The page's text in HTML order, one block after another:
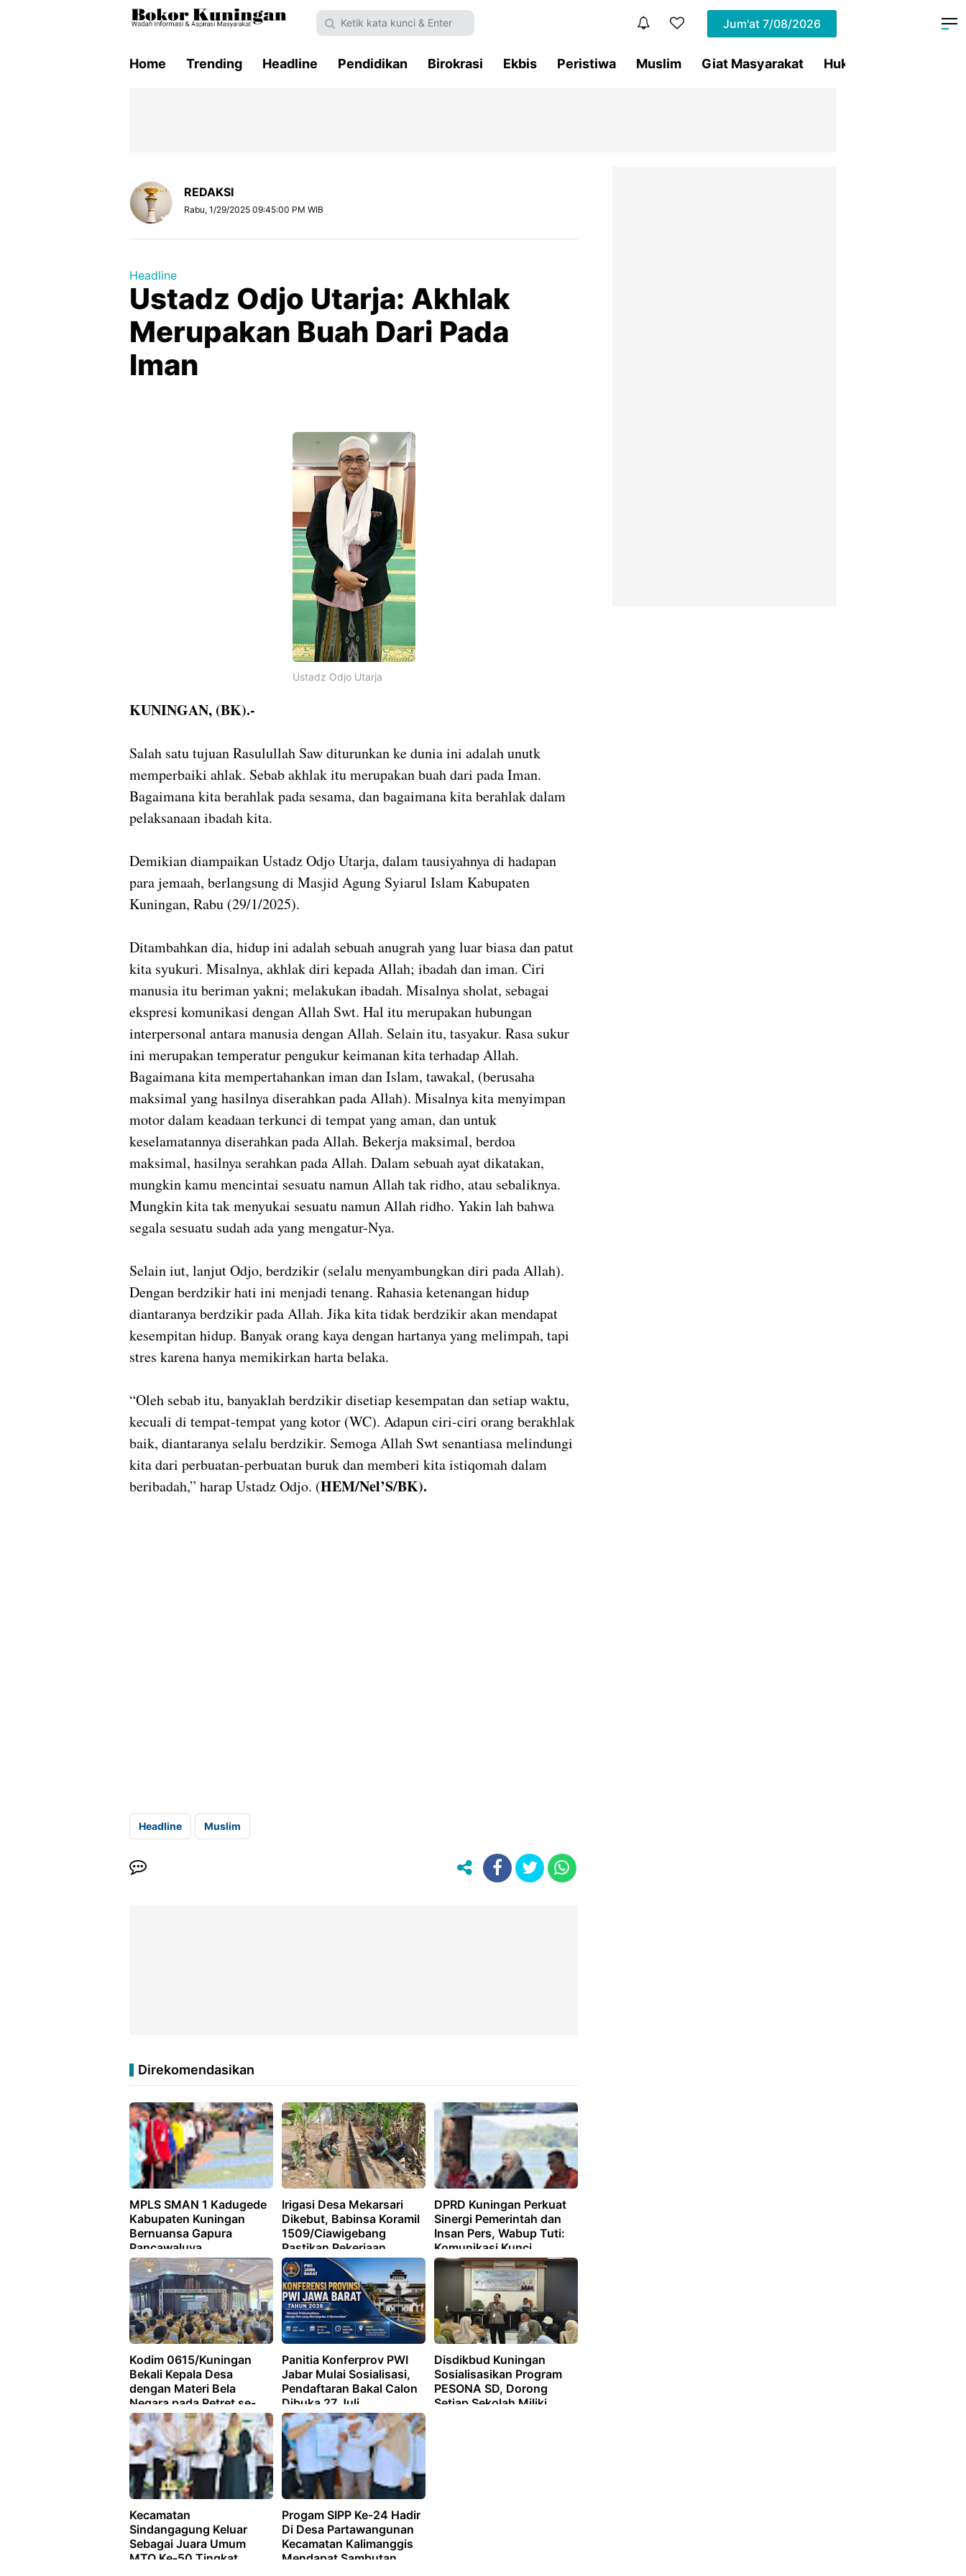
Jum'at 7/08/2026
Home Trending Headline Pendidikan Birokrasi Ekbis Peristiwa Muslim Giat Masyarakat Hukum
REDAKSI
Rabu, 1/29/2025 09:45:00 PM WIB
Headline
Ustadz Odjo Utarja: Akhlak
Merupakan Buah Dari Pada
Iman
Ustadz Odjo Utarja
KUNINGAN, (BK).-
Salah satu tujuan Rasulullah Saw diturunkan ke dunia ini adalah unutk
memperbaiki ahlak. Sebab akhlak itu merupakan buah dari pada Iman.
Bagaimana kita berahlak pada sesama, dan bagaimana kita berahlak dalam
pelaksanaan ibadah kita.
Demikian diampaikan Ustadz Odjo Utarja, dalam tausiyahnya di hadapan
para jemaah, berlangsung di Masjid Agung Syiarul Islam Kabupaten
Kuningan, Rabu (29/1/2025).
Ditambahkan dia, hidup ini adalah sebuah anugrah yang luar biasa dan patut
kita syukuri. Misalnya, akhlak diri kepada Allah; ibadah dan iman. Ciri
manusia itu beriman yakni; melakukan ibadah. Misalnya sholat, sebagai
ekspresi komunikasi dengan Allah Swt. Hal itu merupakan hubungan
interpersonal antara manusia dengan Allah. Selain itu, tasyakur. Rasa sukur
ini merupakan temperatur pengukur keimanan kita terhadap Allah.
Bagaimana kita mempertahankan iman dan Islam, tawakal, (berusaha
maksimal yang hasilnya diserahkan pada Allah). Misalnya kita menyimpan
motor dalam keadaan terkunci di tempat yang aman, dan untuk
keselamatannya diserahkan pada Allah. Bekerja maksimal, berdoa
maksimal, hasilnya serahkan pada Allah. Dalam sebuah ayat dikatakan,
mungkin kamu mencintai sesuatu namun Allah tak ridho, atau sebaliknya.
Mungkin kita tak menyukai sesuatu namun Allah ridho. Yakin lah bahwa
segala sesuatu sudah ada yang mengatur-Nya.
Selain iut, lanjut Odjo, berdzikir (selalu menyambungkan diri pada Allah).
Dengan berdzikir hati ini menjadi tenang. Rahasia ketenangan hidup
diantaranya berdzikir pada Allah. Jika kita tidak berdzikir akan mendapat
kesempitan hidup. Banyak orang kaya dengan hartanya yang melimpah, tapi
stres karena hanya memikirkan harta belaka.
“Oleh sebab itu, banyaklah berdzikir disetiap kesempatan dan setiap waktu,
kecuali di tempat-tempat yang kotor (WC). Adapun ciri-ciri orang berakhlak
baik, diantaranya selalu berdzikir. Semoga Allah Swt senantiasa melindungi
kita dari perbuatan-perbuatan buruk dan memberi kita istiqomah dalam
beribadah,” harap Ustadz Odjo. (HEM/Nel’S/BK).
Headline Muslim
Direkomendasikan
MPLS SMAN 1 Kadugede
Kabupaten Kuningan
Bernuansa Gapura
Pancawaluya
Berlangsung Khidmat,
Aman Dan Tertib
Irigasi Desa Mekarsari
Dikebut, Babinsa Koramil
1509/Ciawigebang
Pastikan Pekerjaan
Sesuai Rencana
DPRD Kuningan Perkuat
Sinergi Pemerintah dan
Insan Pers, Wabup Tuti:
Komunikasi Kunci
Membangun Daerah
Kodim 0615/Kuningan
Bekali Kepala Desa
dengan Materi Bela
Negara pada Retret se-
Kabupaten Kuningan
Panitia Konferprov PWI
Jabar Mulai Sosialisasi,
Pendaftaran Bakal Calon
Dibuka 27 Juli
Disdikbud Kuningan
Sosialisasikan Program
PESONA SD, Dorong
Setiap Sekolah Miliki
Kecamatan
Sindangagung Keluar
Sebagai Juara Umum
MTQ Ke-50 Tingkat
Progam SIPP Ke-24 Hadir
Di Desa Partawangunan
Kecamatan Kalimanggis
Mendapat Sambutan